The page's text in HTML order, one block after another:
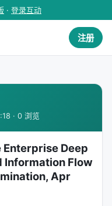
· 登录互动
注册
· 0 浏览
Enterprise Deep
Information Flow
Apr